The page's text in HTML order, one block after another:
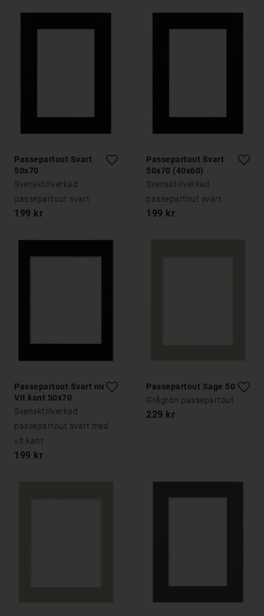
Passepartout Svart
50x70
Svensktillverkad
passepartout svart
199 kr
Passepartout Svart
50x70 (40x60)
Svensktillverkad
passepartout svart
199 kr
Passepartout Svart med
Vit kant 50x70
Svensktillverkad
passepartout svart med
vit kant
199 kr
Passepartout Sage 50x70
Grågrön passepartout
229 kr